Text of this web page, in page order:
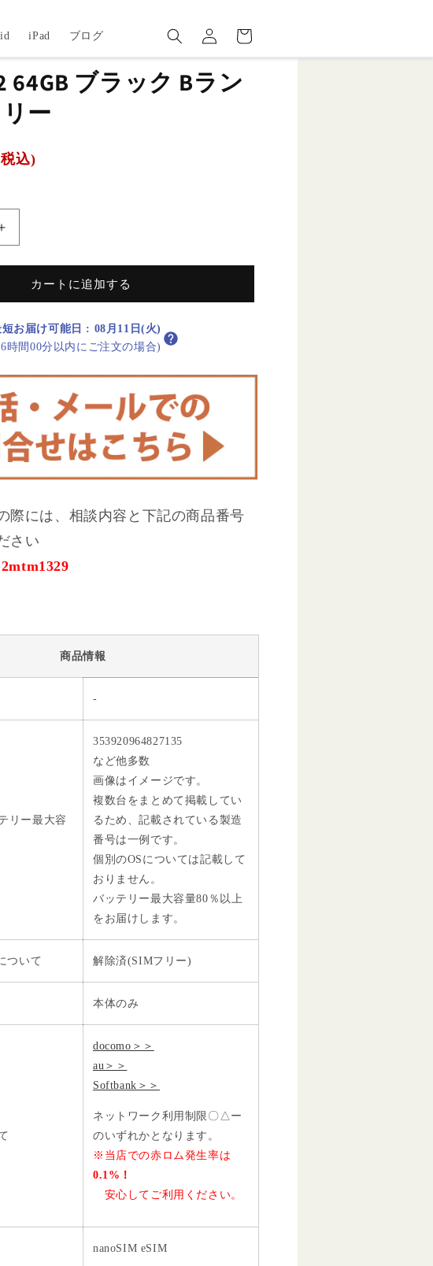
iPad ブログ
グ
イ
ー
ト
64GB ブラック Bラン
ー
込)
iPhone12
64GB
ブ
ッ
ク
B
ン
ク
SIM
フ
リ
数
を
増
カートに追加する
お届け可能日 : 08月11日(火)
時間00分以内にご注文の場合)
際には、相談内容と下記の商品番号
さい
商品情報
-
リー最大容
353920964827135
など他多数
画像はイメージです。
複数台をまとめて掲載してい
るため、記載されている製造
番号は一例です。
個別のOSについては記載して
おりません。
バッテリー最大容量80％以上
をお届けします。
ついて 解除済(SIMフリー)
本体のみ
docomo＞＞
au＞＞
Softbank＞＞
ネットワーク利用制限〇△ー
のいずれかとなります。
※当店での赤ロム発生率は
0.1%！
安心してご利用ください。
nanoSIM eSIM